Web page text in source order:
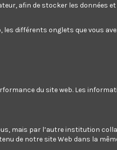
afin de stocker les données
différents onglets que vous
du site web. Les
mais par l’autre institution
de notre site Web dans la